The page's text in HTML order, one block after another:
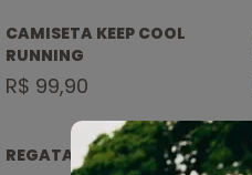
CAMISETA KEEP COOL
RUNNING
R$ 99,90
REGATA KEEP COOL PEP